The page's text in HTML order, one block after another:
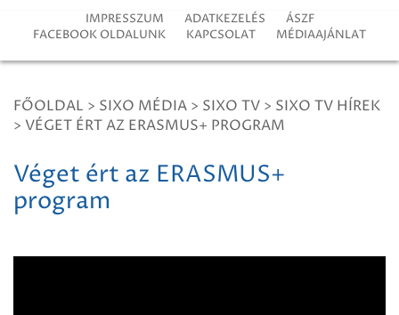
IMPRESSZUM ADATKEZELÉS
ÁSZF
FACEBOOK OLDALUNK
KAPCSOLAT MÉDIAAJÁNLAT
FŐOLDAL > SIXO MÉDIA > SIXO TV > SIXO TV HÍREK
> VÉGET ÉRT AZ ERASMUS+ PROGRAM
Véget ért az ERASMUS+
program